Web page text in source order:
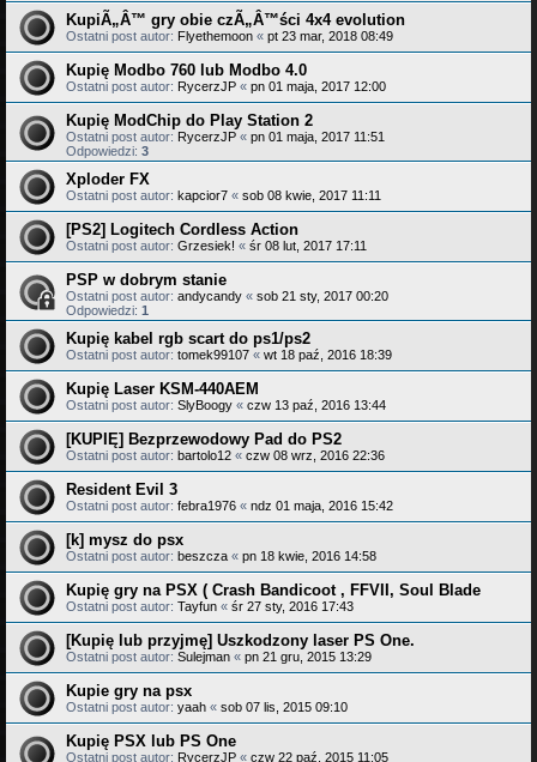
KupiÃ„Â™ gry obie czÃ„Â™ści 4x4 evolution
Ostatni post autor: Flyethemoon « pt 23 mar, 2018 08:49
Kupię Modbo 760 lub Modbo 4.0
Ostatni post autor: RycerzJP « pn 01 maja, 2017 12:00
Kupię ModChip do Play Station 2
Ostatni post autor: RycerzJP « pn 01 maja, 2017 11:51
Odpowiedzi: 3
Xploder FX
Ostatni post autor: kapcior7 « sob 08 kwie, 2017 11:11
[PS2] Logitech Cordless Action
Ostatni post autor: Grzesiek! « śr 08 lut, 2017 17:11
PSP w dobrym stanie
Ostatni post autor: andycandy « sob 21 sty, 2017 00:20
Odpowiedzi: 1
Kupię kabel rgb scart do ps1/ps2
Ostatni post autor: tomek99107 « wt 18 paź, 2016 18:39
Kupię Laser KSM-440AEM
Ostatni post autor: SlyBoogy « czw 13 paź, 2016 13:44
[KUPIĘ] Bezprzewodowy Pad do PS2
Ostatni post autor: bartolo12 « czw 08 wrz, 2016 22:36
Resident Evil 3
Ostatni post autor: febra1976 « ndz 01 maja, 2016 15:42
[k] mysz do psx
Ostatni post autor: beszcza « pn 18 kwie, 2016 14:58
Kupię gry na PSX ( Crash Bandicoot , FFVII, Soul Blade
Ostatni post autor: Tayfun « śr 27 sty, 2016 17:43
[Kupię lub przyjmę] Uszkodzony laser PS One.
Ostatni post autor: Sulejman « pn 21 gru, 2015 13:29
Kupie gry na psx
Ostatni post autor: yaah « sob 07 lis, 2015 09:10
Kupię PSX lub PS One
Ostatni post autor: RycerzJP « czw 22 paź, 2015 11:05